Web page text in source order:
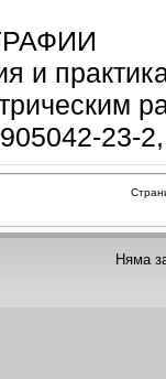
и
23-
Няма